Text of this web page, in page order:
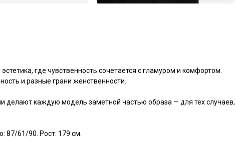
где чувственность сочетается с гламуром и комфортом.
и разные грани женственности.
делают каждую модель заметной частью образа — для тех случаев,
87/61/90. Рост: 179 см.